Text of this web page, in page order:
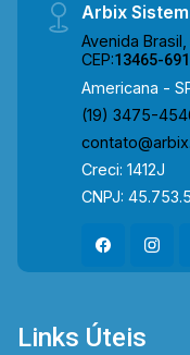
Arbix
Avenida
CEP:13465-691
Americana -
(19) 3475-
Creci: 1412J
CNPJ:
Links Úteis